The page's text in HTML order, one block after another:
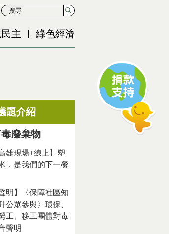
主 綠色經濟
題介紹
廢棄物
雄現場+線上】塑
，是我們的下一餐
明】〈保障社區知
公眾參與〉環保、
工、移工團體對毒
聲明